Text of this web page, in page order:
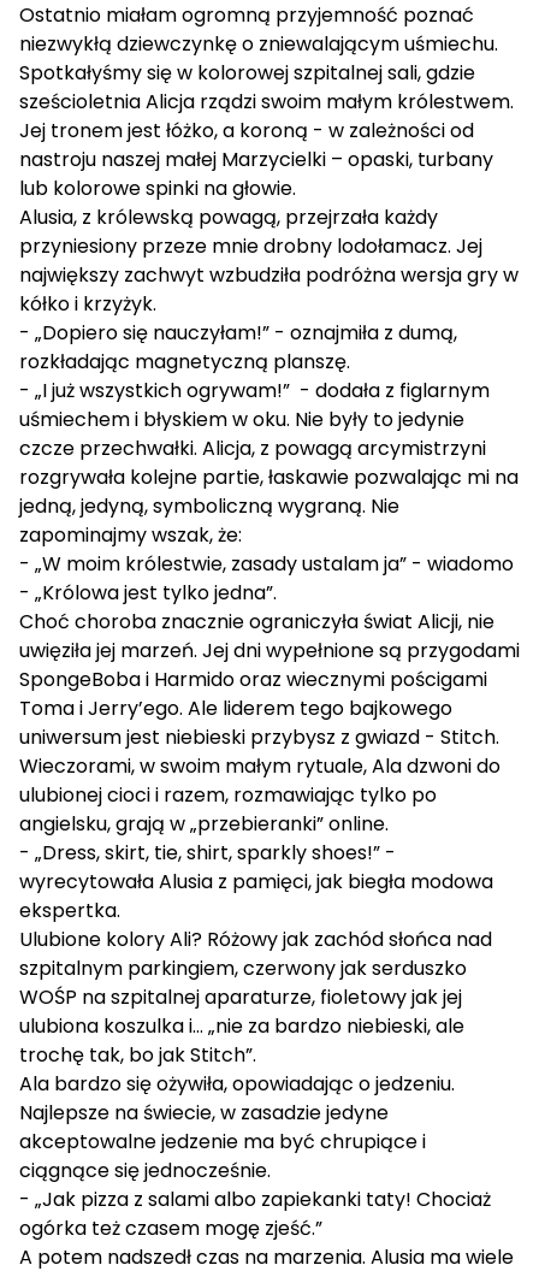
Ostatnio miałam ogromną przyjemność poznać
niezwykłą dziewczynkę o zniewalającym uśmiechu.
Spotkałyśmy się w kolorowej szpitalnej sali, gdzie
sześcioletnia Alicja rządzi swoim małym królestwem.
Jej tronem jest łóżko, a koroną - w zależności od
nastroju naszej małej Marzycielki – opaski, turbany
lub kolorowe spinki na głowie.
Alusia, z królewską powagą, przejrzała każdy
przyniesiony przeze mnie drobny lodołamacz. Jej
największy zachwyt wzbudziła podróżna wersja gry w
kółko i krzyżyk.
- „Dopiero się nauczyłam!” - oznajmiła z dumą,
rozkładając magnetyczną planszę.
- „I już wszystkich ogrywam!” - dodała z figlarnym
uśmiechem i błyskiem w oku. Nie były to jedynie
czcze przechwałki. Alicja, z powagą arcymistrzyni
rozgrywała kolejne partie, łaskawie pozwalając mi na
jedną, jedyną, symboliczną wygraną. Nie
zapominajmy wszak, że:
- „W moim królestwie, zasady ustalam ja” - wiadomo
- „Królowa jest tylko jedna”.
Choć choroba znacznie ograniczyła świat Alicji, nie
uwięziła jej marzeń. Jej dni wypełnione są przygodami
SpongeBoba i Harmido oraz wiecznymi pościgami
Toma i Jerry’ego. Ale liderem tego bajkowego
uniwersum jest niebieski przybysz z gwiazd - Stitch.
Wieczorami, w swoim małym rytuale, Ala dzwoni do
ulubionej cioci i razem, rozmawiając tylko po
angielsku, grają w „przebieranki” online.
- „Dress, skirt, tie, shirt, sparkly shoes!” -
wyrecytowała Alusia z pamięci, jak biegła modowa
ekspertka.
Ulubione kolory Ali? Różowy jak zachód słońca nad
szpitalnym parkingiem, czerwony jak serduszko
WOŚP na szpitalnej aparaturze, fioletowy jak jej
ulubiona koszulka i… „nie za bardzo niebieski, ale
trochę tak, bo jak Stitch”.
Ala bardzo się ożywiła, opowiadając o jedzeniu.
Najlepsze na świecie, w zasadzie jedyne
akceptowalne jedzenie ma być chrupiące i
ciągnące się jednocześnie.
- „Jak pizza z salami albo zapiekanki taty! Chociaż
ogórka też czasem mogę zjeść.”
A potem nadszedł czas na marzenia. Alusia ma wiele